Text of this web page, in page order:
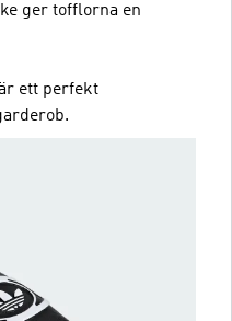
ger tofflorna en
ett perfekt